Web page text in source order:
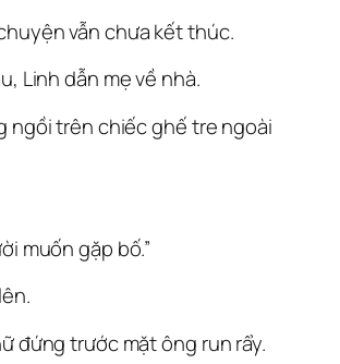
vẫn chưa kết thúc.
Linh dẫn mẹ về nhà.
ngồi trên chiếc ghế tre ngoài
muốn gặp bố.”
đứng trước mặt ông run rẩy.